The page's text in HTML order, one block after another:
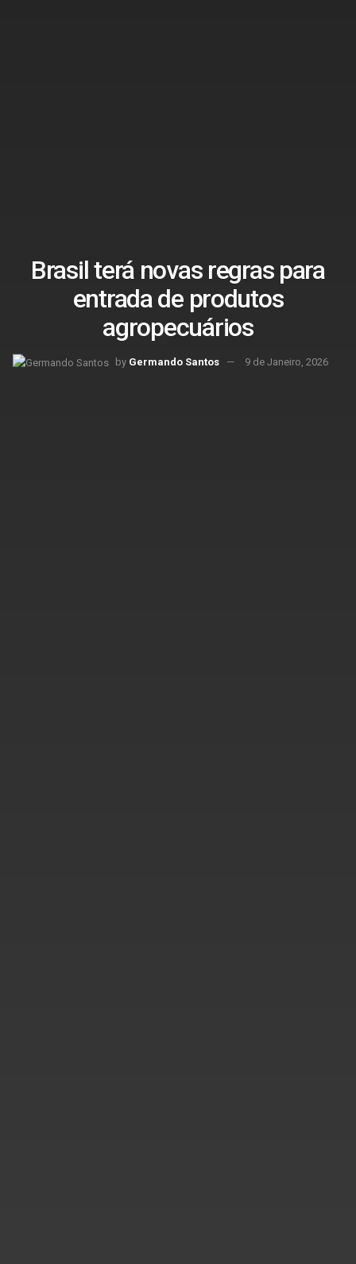
Brasil terá novas regras para
entrada de produtos
agropecuários
by Germando Santos 9 de Janeiro, 2026